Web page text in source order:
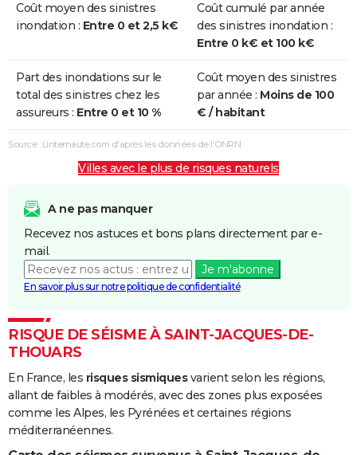
et/ou
Coulées de
Inondations
et/ou
Coulées de
Boue
17/01/1995 31/01/1995 15 j Oui
Inondations
Coulées de
03/12/1992 09/12/1992 7 j
Inondations
et/ou
Coulées de
01/04/1983 28/04/1983 28 j
Inondations
Coulées de
Boue
Coût moyen des sinistres
inondation : Entre 0 et 2,5 k€
Coût cumulé par année
des sinistres inondation :
Entre 0 k€ et 100 k€
Part des inondations sur le
total des sinistres chez les
assureurs : Entre 0 et 10 %
Coût moyen des sinistres
par année : Moins de 100
€ / habitant
Source : Linternaute.com d'après les données de l'ONRN
Villes avec le plus de risques naturels
A ne pas manquer
Recevez nos astuces et bons plans directement par e-
mail.
Je m'abonne
En savoir plus sur notre politique de confidentialité
RISQUE DE SÉISME À SAINT-JACQUES-DE-
THOUARS
En France, les risques sismiquesvarient selon les régions,
allant de faibles à modérés, avec des zones plus exposées
comme les Alpes, les Pyrénées et certaines régions
méditerranéennes.